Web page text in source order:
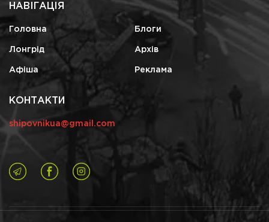
НАВІГАЦІЯ
Головна Блоги
Лонгрід Архів
Афіша Реклама
КОНТАКТИ
shipovnikua@gmail.com